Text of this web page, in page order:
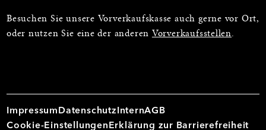
Besuchen Sie unsere Vorverkaufskasse auch gerne vor Ort,
oder nutzen Sie eine der anderen Vorverkaufsstellen.
Impressum Datenschutz InternAGB
Cookie-Einstellungen Erklärung zur Barrierefreiheit